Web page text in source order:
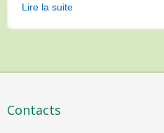
Lire la suite
Contacts